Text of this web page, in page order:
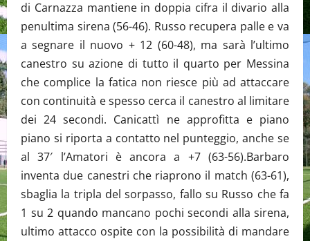
di Carnazza mantiene in doppia cifra il divario alla
penultima sirena (56-46). Russo recupera palle e va
a segnare il nuovo + 12 (60-48), ma sarà l’ultimo
canestro su azione di tutto il quarto per Messina
che complice la fatica non riesce più ad attaccare
con continuità e spesso cerca il canestro al limitare
dei 24 secondi. Canicattì ne approfitta e piano
piano si riporta a contatto nel punteggio, anche se
al 37′ l’Amatori è ancora a +7 (63-56).Barbaro
inventa due canestri che riaprono il match (63-61),
sbaglia la tripla del sorpasso, fallo su Russo che fa
1 su 2 quando mancano pochi secondi alla sirena,
ultimo attacco ospite con la possibilità di mandare